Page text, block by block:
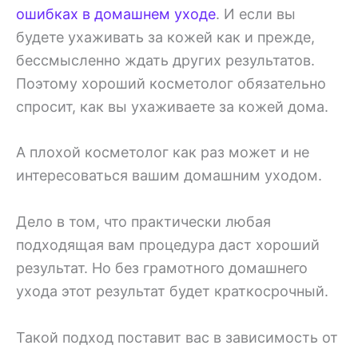
ошибках в домашнем уходе. И если вы
будете ухаживать за кожей как и прежде,
бессмысленно ждать других результатов.
Поэтому хороший косметолог обязательно
спросит, как вы ухаживаете за кожей дома.
А плохой косметолог как раз может и не
интересоваться вашим домашним уходом.
Дело в том, что практически любая
подходящая вам процедура даст хороший
результат. Но без грамотного домашнего
ухода этот результат будет краткосрочный.
Такой подход поставит вас в зависимость от